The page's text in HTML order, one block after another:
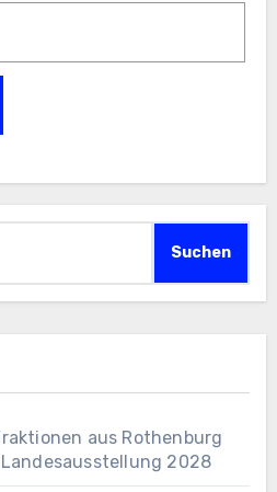
aus Rothenburg
2028